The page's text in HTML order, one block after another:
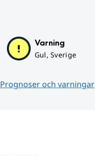
Varning
Gul, Sverige
Prognoser och varningar